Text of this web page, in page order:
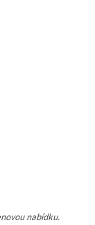
nabídku.